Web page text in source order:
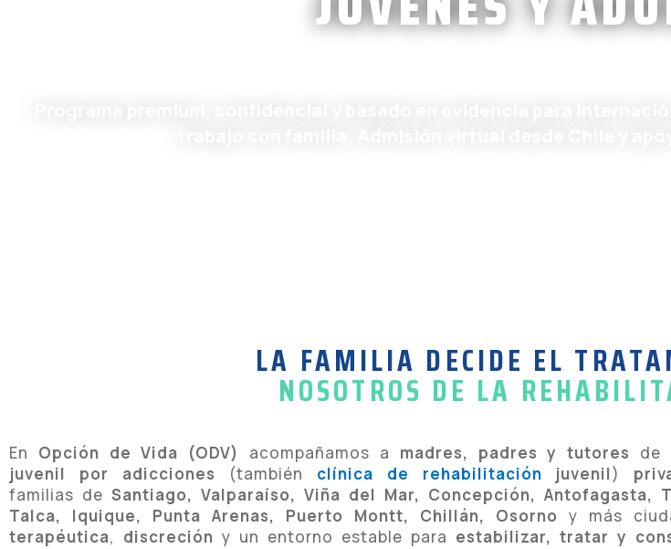
LA FAMILIA DECIDE EL
NOSOTROS DE LA
En Opción de Vida (ODV) acompañamos a madres, padres y tutores de
juvenil por adicciones (también clínica de rehabilitación juvenil)
familias de Santiago, Valparaíso, Viña del Mar, Concepción, Antofagasta,
Talca, Iquique, Punta Arenas, Puerto Montt, Chillán, Osorno y más
terapéutica, discreción y un entorno estable para estabilizar, tratar y